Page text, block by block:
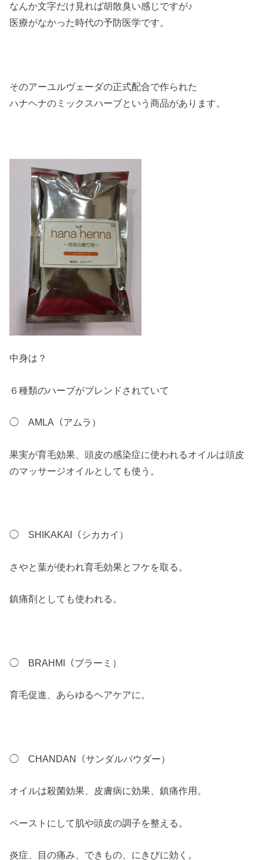
なんか文字だけ見れば胡散臭い感じですが♪
医療がなかった時代の予防医学です。
そのアーユルヴェーダの正式配合で作られた
ハナヘナのミックスハーブという商品があります。
中身は？
６種類のハーブがブレンドされていて
◯ AMLA（アムラ）
果実が育毛効果、頭皮の感染症に使われるオイルは頭皮
のマッサージオイルとしても使う。
◯ SHIKAKAI（シカカイ）
さやと葉が使われ育毛効果とフケを取る。
鎮痛剤としても使われる。
◯ BRAHMI（ブラーミ）
育毛促進、あらゆるヘアケアに。
◯ CHANDAN（サンダルパウダー）
オイルは殺菌効果、皮膚病に効果、鎮痛作用。
ペーストにして肌や頭皮の調子を整える。
炎症、目の痛み、できもの、にきびに効く。